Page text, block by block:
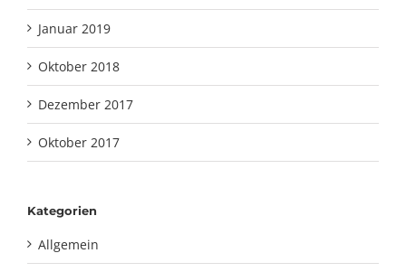
Januar 2019
Oktober 2018
Dezember 2017
Oktober 2017
Kategorien
Allgemein